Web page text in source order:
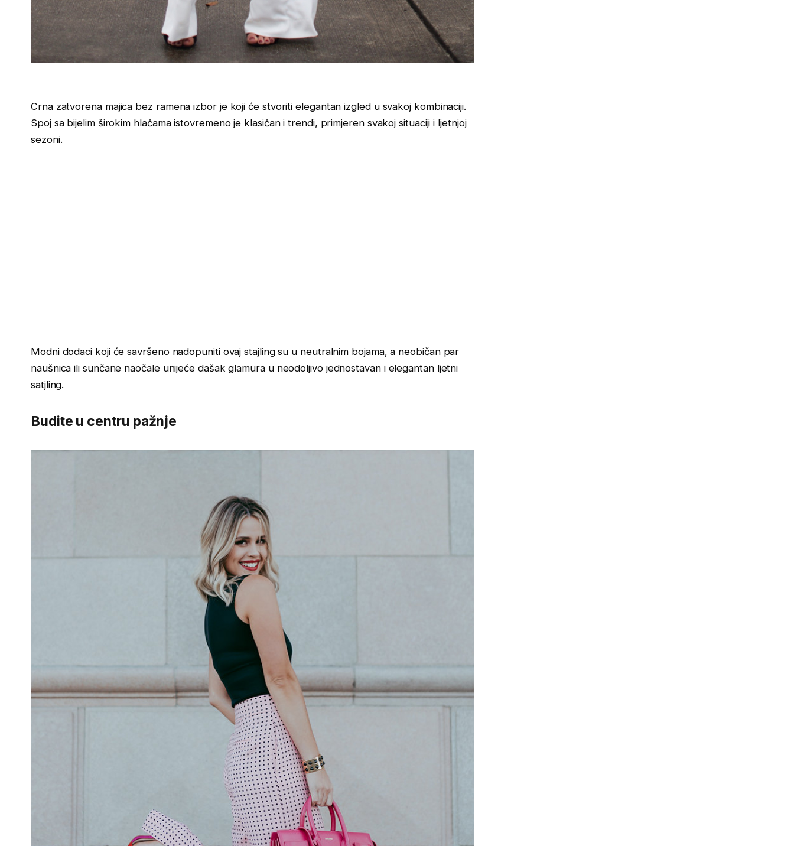
Crna zatvorena majica bez ramena izbor je koji će stvoriti elegantan izgled u svakoj kombinaciji.
Spoj sa bijelim širokim hlačama istovremeno je klasičan i trendi, primjeren svakoj situaciji i ljetnjoj
sezoni.
Modni dodaci koji će savršeno nadopuniti ovaj stajling su u neutralnim bojama, a neobičan par
naušnica ili sunčane naočale unijeće dašak glamura u neodoljivo jednostavan i elegantan ljetni
satjling.
Budite u centru pažnje